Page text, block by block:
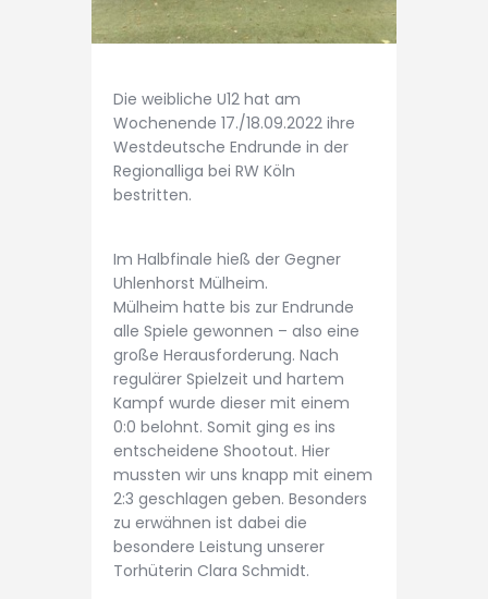
Die weibliche U12 hat am
Wochenende 17./18.09.2022 ihre
Westdeutsche Endrunde in der
Regionalliga bei RW Köln
bestritten.
Im Halbfinale hieß der Gegner
Uhlenhorst Mülheim.
Mülheim hatte bis zur Endrunde
alle Spiele gewonnen – also eine
große Herausforderung. Nach
regulärer Spielzeit und hartem
Kampf wurde dieser mit einem
0:0 belohnt. Somit ging es ins
entscheidene Shootout. Hier
mussten wir uns knapp mit einem
2:3 geschlagen geben. Besonders
zu erwähnen ist dabei die
besondere Leistung unserer
Torhüterin Clara Schmidt.